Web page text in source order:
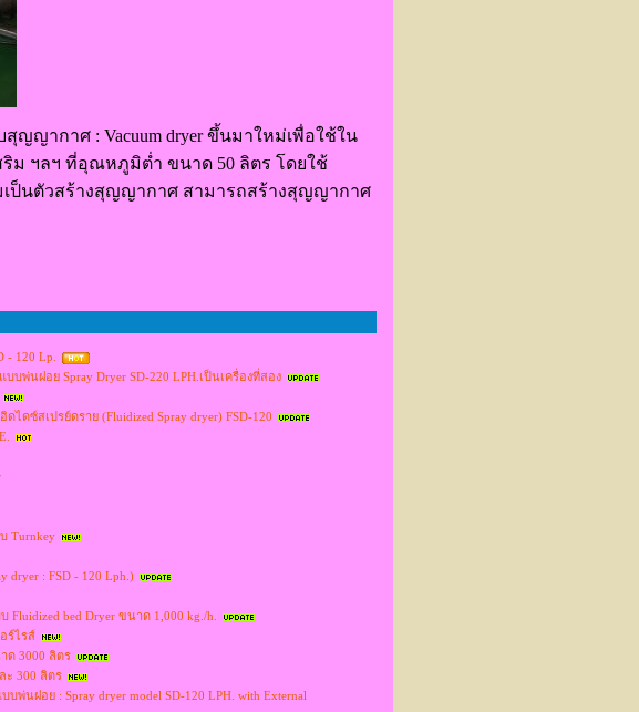
ญากาศ : Vacuum dryer ขึ้นมาใหม่เพื่อใช้ใน
ม ฯลฯ ที่อุณหภูมิต่ำ ขนาด 50 ลิตร โดยใช้
ป็นตัวสร้างสุญญากาศ สามารถสร้างสุญญากาศ
- 120 Lp.
พ่นฝอย Spray Dryer SD-220 LPH.เป็นเครื่องที่สอง
ดซ์สเปรย์ดราย (Fluidized Spray dryer) FSD-120
Turnkey
dryer : FSD - 120 Lph.)
bed Dryer ขนาด 1,000 kg./h.
ร์ไรส์
ด 3000 ลิตร
ะ 300 ลิตร
นฝอย : Spray dryer model SD-120 LPH. with External